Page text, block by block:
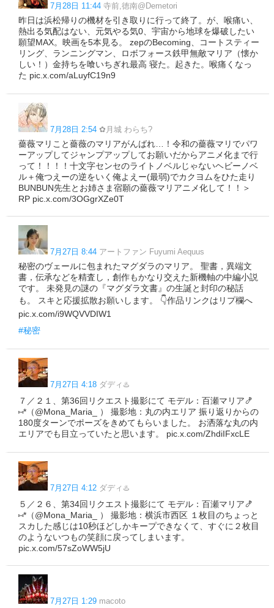
7月28日 11:44 寺前,徳南@Demetori
昨日は浜松帰りの機材を引き取りに行って終了。が、喉痛い、
熱出る気配はない、元気やる気0、宇宙から地球を爆破したい
願望MAX。映画を5本見る。 zepのBecoming、コートスティー
リング、ランニングマン、ロボフォース鉄甲無敵マリア（懐か
しい！）金持ちを喰いちぎれ最高 寝た。起きた。喉痛くなっ
た pic.x.com/aLuyfC19n9
7月28日 2:54 ✿月城 わらち?
薔薇マリこと薔薇のマリアがんばれ…！令和の薔薇マリでパワ
ーアップしてジャンプアップしてお願いだからアニメ化まで行
って！！！！十文字センセのライトノベルじゃないヘビーノベ
ル＋俺つえーの逆をいく俺よえー(最弱)でカクヨムをひた走り
BUNBUN先生とお姉さま宿願の薔薇マリアニメ化して！！＞
RP pic.x.com/3OGgrXZe0T
7月27日 8:44 アートファン Fuyumi Aequus
秘密のヴェールに包まれたマグダラのマリア。 聖書，異端文
書，伝承などを精査し，創作もかなり交えた新機軸の中編小説
です。 未発見の謎の『マグダラ文書』の生誕と封印の秘話
も。 スキと応援拡散お願いします。 👇作品リンクはリプ欄へ
pic.x.com/i9WQVVDIW1
#秘密
7月27日 4:18 ダディ♨️
７／２１、第36回リクエスト撮影にて モデル：百瀬マリア🍤
⑅*（@Mona_Maria_ ） 撮影地：丸の内エリア 振り返りからの
180度ターンでポーズをきめてもらいました。 お洒落な丸の内
エリアでも目立っていたと思います。 pic.x.com/ZhdiIFxcLE
7月27日 4:12 ダディ♨️
５／２６、第34回リクエスト撮影にて モデル：百瀬マリア🍤
⑅*（@Mona_Maria_ ） 撮影地：横浜市西区 １枚目のちょっと
スカした感じは10秒ほどしかキープできなくて、すぐに２枚目
のようないつもの笑顔に戻ってしまいます。
pic.x.com/57sZoWW5jU
7月27日 1:29 macoto